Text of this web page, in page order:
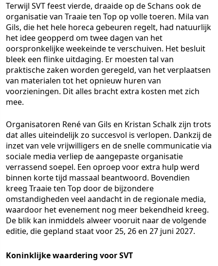
Terwijl SVT feest vierde, draaide op de Schans ook de
organisatie van Traaie ten Top op volle toeren. Mila van
Gils, die het hele horeca gebeuren regelt, had natuurlijk
het idee geopperd om twee dagen van het
oorspronkelijke weekeinde te verschuiven. Het besluit
bleek een flinke uitdaging. Er moesten tal van
praktische zaken worden geregeld, van het verplaatsen
van materialen tot het opnieuw huren van
voorzieningen. Dit alles bracht extra kosten met zich
mee.
Organisatoren René van Gils en Kristan Schalk zijn trots
dat alles uiteindelijk zo succesvol is verlopen. Dankzij de
inzet van vele vrijwilligers en de snelle communicatie via
sociale media verliep de aangepaste organisatie
verrassend soepel. Een oproep voor extra hulp werd
binnen korte tijd massaal beantwoord. Bovendien
kreeg Traaie ten Top door de bijzondere
omstandigheden veel aandacht in de regionale media,
waardoor het evenement nog meer bekendheid kreeg.
De blik kan inmiddels alweer vooruit naar de volgende
editie, die gepland staat voor 25, 26 en 27 juni 2027.
Koninklijke waardering voor SVT